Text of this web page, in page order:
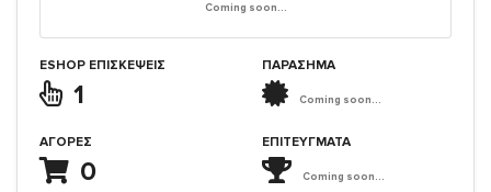
Coming soon...
ESHOP ΕΠΙΣΚΈΨΕΙΣ
1
ΑΓΟΡΈΣ
0
ΠΑΡΑΣΗΜΑ
Coming soon...
ΕΠΙΤΕΎΓΜΑΤΑ
Coming soon...